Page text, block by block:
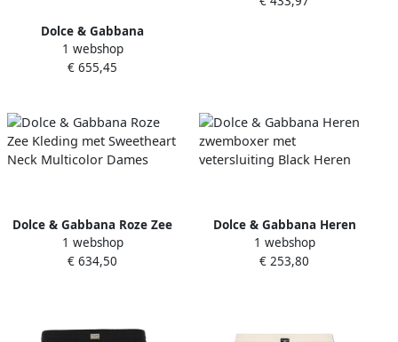
Dolce & Gabbana
Bloemenprint Bikini
Broekjes Multicolor Dames
1 webshop
€ 655,45
Dolce & Gabbana Roze Zee
Kleding met Sweetheart
Neck Multicolor Dames
1 webshop
€ 634,50
Dolce & Gabbana Heren
zwemboxer met
vetersluiting Black Heren
1 webshop
€ 253,80